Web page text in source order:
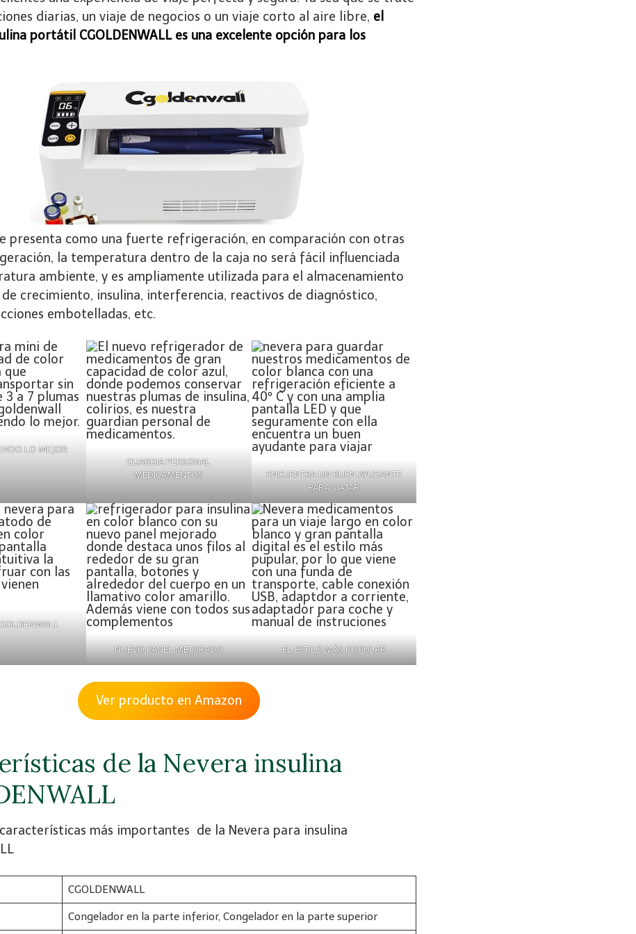
diarias, un viaje de negocios o un viaje corto al aire libre, el
portátil CGOLDENWALL es una excelente opción para los
presenta como una fuerte refrigeración, en comparación con otras
la temperatura dentro de la caja no será fácil influenciada
ambiente, y es ampliamente utilizada para el almacenamiento
crecimiento, insulina, interferencia, reactivos de diagnóstico,
embotelladas, etc.
LO MEJOR
GUARDIA PERSONAL
MEDICAMENTOS
ENCUENTRA UN BUEN AYUDANTE
PARA VIAJAR
NUEVO PANEL MEJORADO EL ESTILO MÁS POPULAR
Ver producto en Amazon
de la Nevera insulina
características más importantes de la Nevera para insulina
CGOLDENWALL
Congelador en la parte inferior, Congelador en la parte superior